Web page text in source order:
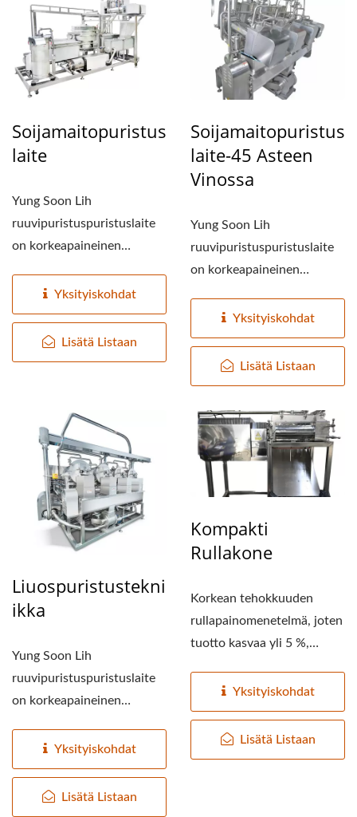
VALMISTUSKONE,
TOFUN
VALMISTUSKONEEN
HINTA, TOFUN
VALMISTAJAT, TOFUN
VALMISTUS, TOFUN
VALMISTUSLAITTEET,
TOFUVALMISTUSTEHDAS,
TOFUVALMISTUSLAITOS,
TOFUVALMISTUSTEHDAS,
TOFUVALMISTUSLINJA,
TOFUVALMISTUSLINJAN
HINTA, TOFUKONE,
VEGAANINEN
LIHAKONE,
VEGAANINEN
LIHANTUOTANTOLINJA,
KASVISTOFULAITTEET JA
-KONEET, RUOKAKONE
/ AUTOMAATTISEN
TOFUA JA SOIJAMAITOA
VALMISTAVAN KONEEN
JOHTAJA, JONKA
ENSISIJAINEN TAVOITE
Soijamaitopuristus
Laite
Yung Soon Lih
ruuvipuristuspuristuslaite
on korkeapaineinen
soijapavun...Yksityiskohdat
Lisätä Listaan
Soijamaitopuristus
Laite-45 Asteen
Vinossa
Yung Soon Lih
ruuvipuristuspuristuslaite
on korkeapaineinen
soijapavun...Yksityiskohdat
Lisätä Listaan
Liuospuristustekni
Ikka
Yung Soon Lih
ruuvipuristuspuristuslaite
on korkeapaineinen
soijapavun...Yksityiskohdat
Lisätä Listaan
Kompakti
Rullakone
Korkean tehokkuuden
rullapainomenetelmä, joten
tuotto kasvaa yli 5 %,
Käytä...Yksityiskohdat
Lisätä Listaan